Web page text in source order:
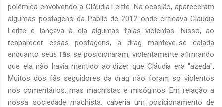
polêmica envolvendo a Cláudia Leitte. Na ocasião, apareceram
algumas postagens da Pabllo de 2012 onde criticava Cláudia
Leitte e lançava à ela algumas falas violentas. Nisso, ao
reaparecer essas postagens, a drag manteve-se calada
enquanto seus fãs se posicionaram, violentamente afirmando
que ela não havia mentido ao dizer que Cláudia era "azeda".
Muitos dos fãs seguidores da drag não foram só violentos
nos comentários, mas machistas e misóginos. Em relação a
nossa sociedade machista, caberia um posicionamento de